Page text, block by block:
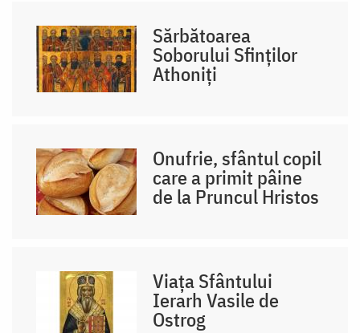
Sărbătoarea
Soborului Sfinților
Athoniți
Onufrie, sfântul copil
care a primit pâine
de la Pruncul Hristos
Viața Sfântului
Ierarh Vasile de
Ostrog